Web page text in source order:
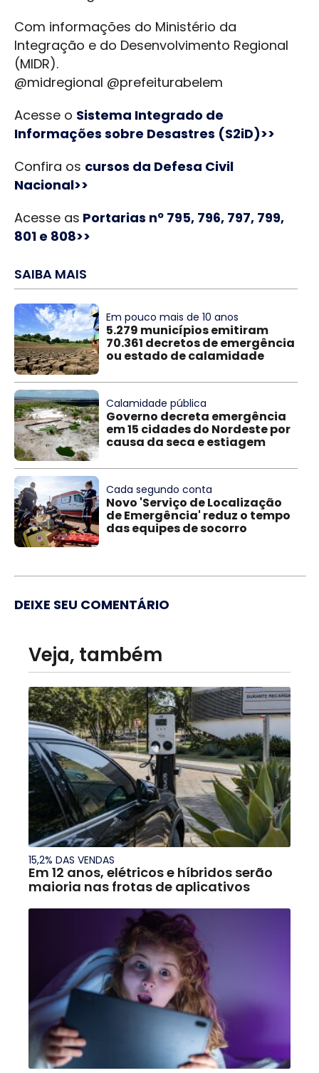
Com informações do Ministério da
Integração e do Desenvolvimento Regional
(MIDR).
@midregional @prefeiturabelem
Acesse o Sistema Integrado de
Informações sobre Desastres (S2iD)>>
Confira os cursos da Defesa Civil
Nacional>>
Acesse as Portarias nº 795, 796, 797, 799,
801 e 808>>
SAIBA MAIS
Em pouco mais de 10 anos
5.279 municípios emitiram
70.361 decretos de emergência
ou estado de calamidade
Calamidade pública
Governo decreta emergência
em 15 cidades do Nordeste por
causa da seca e estiagem
Cada segundo conta
Novo 'Serviço de Localização
de Emergência' reduz o tempo
das equipes de socorro
DEIXE SEU COMENTÁRIO
Veja, também
15,2% DAS VENDAS
Em 12 anos, elétricos e híbridos serão
maioria nas frotas de aplicativos